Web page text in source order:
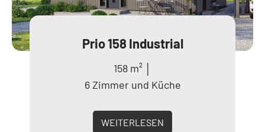
Prio 158 Industrial
158 m² │
6 Zimmer und Küche
WEITERLESEN